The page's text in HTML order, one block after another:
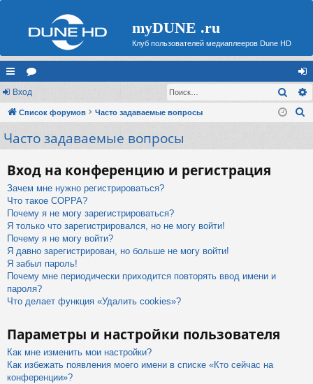
myDUNE .ru
Клуб пользователей медиаплееров Dune HD
с
ы
лк
ор
ум
хо
д
Вход
Список форумов Часто задаваемые вопросы
Часто задаваемые вопросы
Вход на конференцию и регистрация
Зачем мне нужно регистрироваться?
Что такое COPPA?
Почему я не могу зарегистрироваться?
Я только что зарегистрировался, но не могу войти!
Почему я не могу войти?
Я давно зарегистрирован, но больше не могу войти!
Я забыл пароль!
Почему мне периодически приходится повторять ввод имени и
пароля?
Что делает функция «Удалить cookies»?
Параметры и настройки пользователя
Как мне изменить мои настройки?
Как избежать появления моего имени в списке «Кто сейчас на
конференции»?